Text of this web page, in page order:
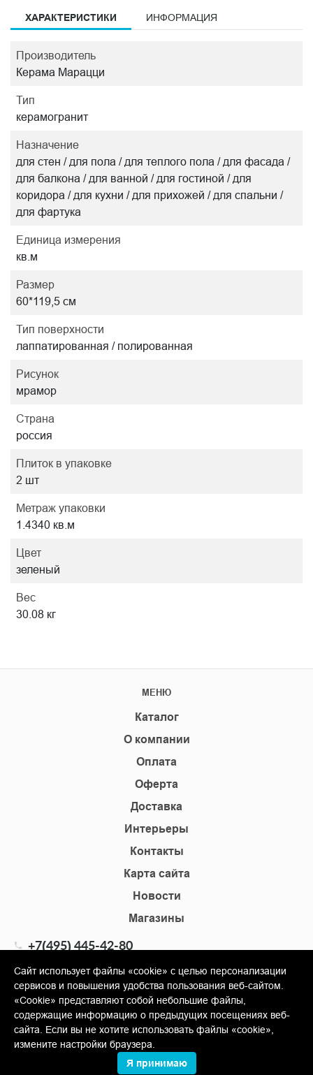
ХАРАКТЕРИСТИКИ ИНФОРМАЦИЯ
Производитель
Керама Марацци
Тип
керамогранит
Назначение
для стен / для пола / для теплого пола / для фасада /
для балкона / для ванной / для гостиной / для
коридора / для кухни / для прихожей / для спальни /
для фартука
Единица измерения
кв.м
Размер
60*119,5 см
Тип поверхности
лаппатированная / полированная
Рисунок
мрамор
Страна
россия
Плиток в упаковке
2 шт
Метраж упаковки
1.4340 кв.м
Цвет
зеленый
Вес
30.08 кг
МЕНЮ
Каталог
О компании
Оплата
Оферта
Доставка
Интерьеры
Контакты
Карта сайта
Новости
Магазины
+7(495) 445-42-80
info@shopkm.ru
© Copyright 2013-2026 KERAMA MARAZZI, ООО «Гамма
Керамика»
Сайт использует файлы «cookie» с целью персонализации
сервисов и повышения удобства пользования веб-сайтом.
«Cookie» представляют собой небольшие файлы,
содержащие информацию о предыдущих посещениях веб-
сайта. Если вы не хотите использовать файлы «cookie»,
измените настройки браузера.
Я принимаю